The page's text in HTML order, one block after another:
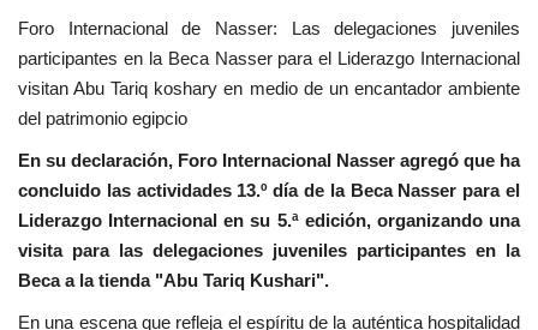
Foro Internacional de Nasser: Las delegaciones juveniles
participantes en la Beca Nasser para el Liderazgo Internacional
visitan Abu Tariq koshary en medio de un encantador ambiente
del patrimonio egipcio
En su declaración, Foro Internacional Nasser agregó que ha
concluido las actividades 13.º día de la Beca Nasser para el
Liderazgo Internacional en su 5.ª edición, organizando una
visita para las delegaciones juveniles participantes en la
Beca a la tienda "Abu Tariq Kushari".
En una escena que refleja el espíritu de la auténtica hospitalidad